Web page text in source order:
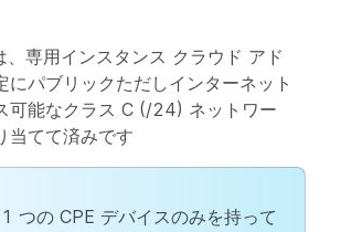
、専用インスタンス クラウド アド
にパブリックただしインターネット
可能なクラス C (/24) ネットワー
当てて済みです
つの CPE デバイスのみを持って